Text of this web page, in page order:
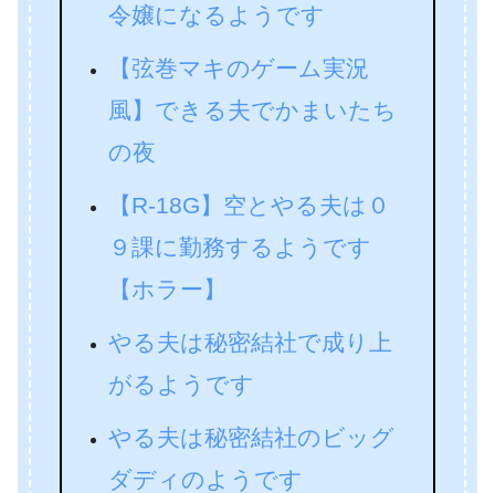
令嬢になるようです
【弦巻マキのゲーム実況
風】できる夫でかまいたち
の夜
【R-18G】空とやる夫は０
９課に勤務するようです
【ホラー】
やる夫は秘密結社で成り上
がるようです
やる夫は秘密結社のビッグ
ダディのようです